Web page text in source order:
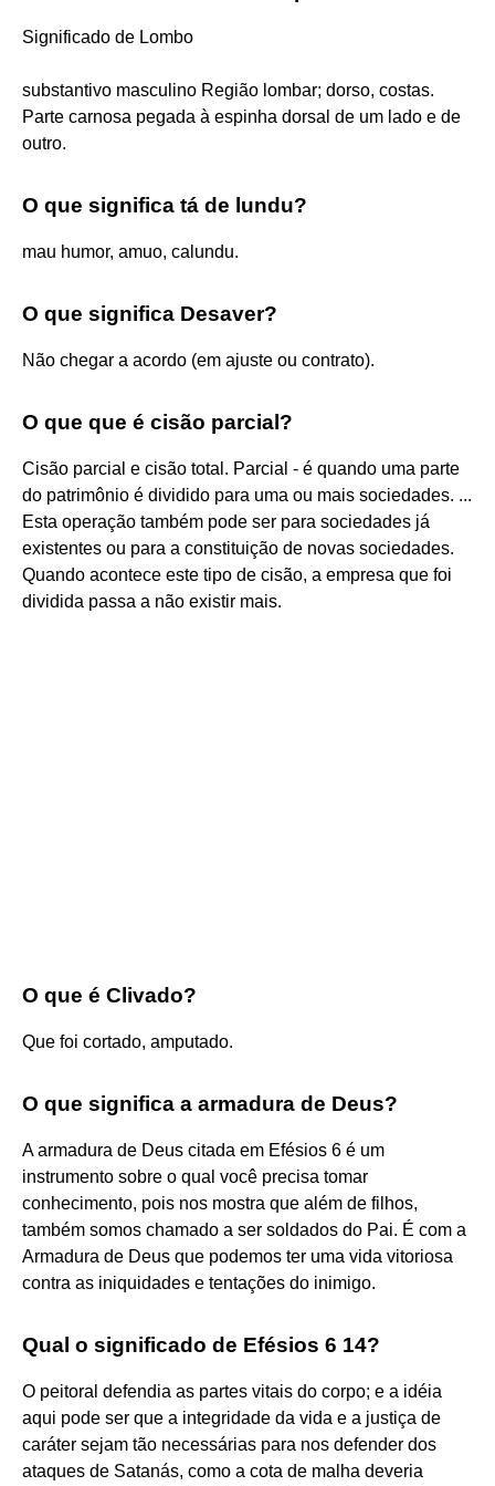
Significado de Lombo
substantivo masculino Região lombar; dorso, costas.
Parte carnosa pegada à espinha dorsal de um lado e de
outro.
O que significa tá de lundu?
mau humor, amuo, calundu.
O que significa Desaver?
Não chegar a acordo (em ajuste ou contrato).
O que que é cisão parcial?
Cisão parcial e cisão total. Parcial - é quando uma parte
do patrimônio é dividido para uma ou mais sociedades. ...
Esta operação também pode ser para sociedades já
existentes ou para a constituição de novas sociedades.
Quando acontece este tipo de cisão, a empresa que foi
dividida passa a não existir mais.
O que é Clivado?
Que foi cortado, amputado.
O que significa a armadura de Deus?
A armadura de Deus citada em Efésios 6 é um
instrumento sobre o qual você precisa tomar
conhecimento, pois nos mostra que além de filhos,
também somos chamado a ser soldados do Pai. É com a
Armadura de Deus que podemos ter uma vida vitoriosa
contra as iniquidades e tentações do inimigo.
Qual o significado de Efésios 6 14?
O peitoral defendia as partes vitais do corpo; e a idéia
aqui pode ser que a integridade da vida e a justiça de
caráter sejam tão necessárias para nos defender dos
ataques de Satanás, como a cota de malha deveria